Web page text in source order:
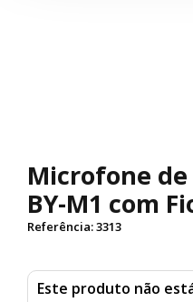
Microfone de
BY-M1 com
Referência:3313
Este produto não